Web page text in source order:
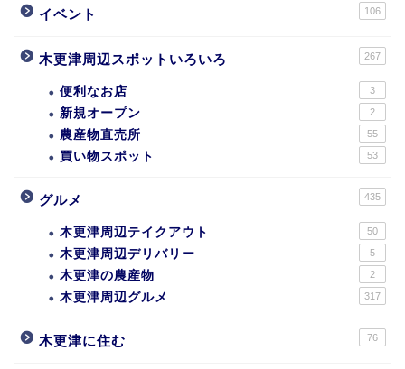
イベント 106
木更津周辺スポットいろいろ 267
便利なお店 3
新規オープン 2
農産物直売所 55
買い物スポット 53
グルメ 435
木更津周辺テイクアウト 50
木更津周辺デリバリー 5
木更津の農産物 2
木更津周辺グルメ 317
木更津に住む 76